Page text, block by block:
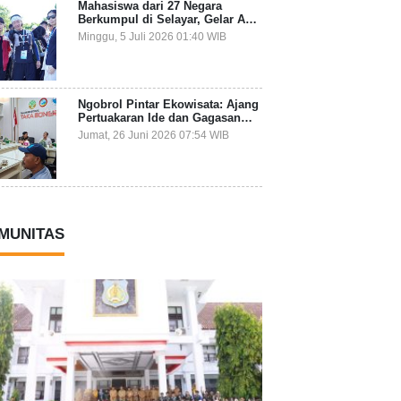
Mahasiswa dari 27 Negara
Berkumpul di Selayar, Gelar Aksi
Lingkungan dan Dalami Kearifan
Lokal Bumi Tanadoang
Minggu, 5 Juli 2026 01:40 WIB
Ngobrol Pintar Ekowisata: Ajang
Pertuakaran Ide dan Gagasan
Lintas Sektor
Jumat, 26 Juni 2026 07:54 WIB